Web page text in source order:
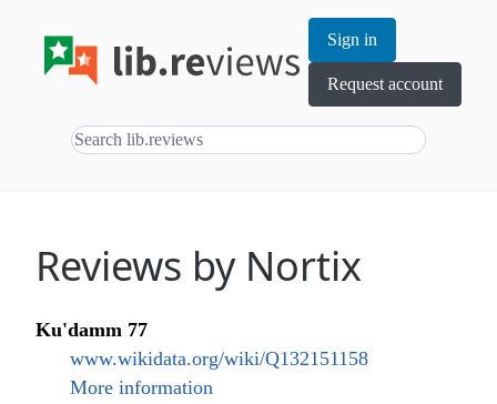
Sign in
Request account
Reviews by Nortix
Ku'damm 77
www.wikidata.org/wiki/Q132151158
More information